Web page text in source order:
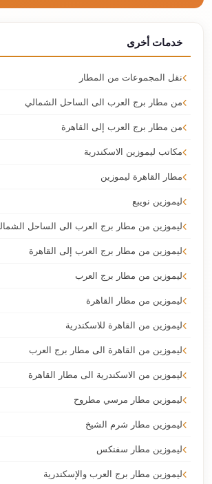
خدمات أخرى
نقل المجموعات من المطار
من مطار برج العرب الى الساحل الشمالي
من مطار برج العرب إلى القاهرة
مكاتب ليموزين الاسكندرية
مطار القاهرة ليموزين
ليموزين نويبع
ليموزين من مطار برج العرب الى الساحل الشمالي
ليموزين من مطار برج العرب إلى القاهرة
ليموزين من مطار برج العرب
ليموزين من مطار القاهرة
ليموزين من القاهرة للاسكندرية
ليموزين من القاهرة الى مطار برج العرب
ليموزين من الاسكندرية الى مطار القاهرة
ليموزين مطار مرسي مطروح
ليموزين مطار شرم الشيخ
ليموزين مطار سفنكس
ليموزين مطار برج العرب والإسكندرية